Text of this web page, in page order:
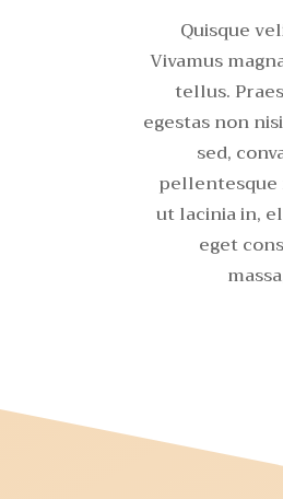
Quisque
Vivamus
tellus.
egestas non
sed,
pellentesque
ut lacinia in,
eget